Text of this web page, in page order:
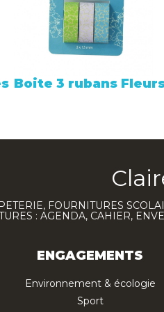
Boite 3 rubans
FOURNITURES
: AGENDA, CAHIER,
ENGAGEMENTS
Environnement & écologie
Sport